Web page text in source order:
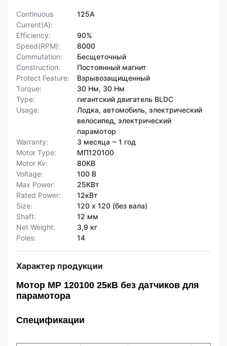
Continuous
Current(A):
125А
Efficiency:
90%
Speed(RPM):
8000
Commutation:
Бесщеточный
Construction:
Постоянный магнит
Protect Feature:
Взрывозащищенный
Torque:
30 Нм, 30 Нм
Type:
гигантский двигатель BLDC
Usage:
Лодка, автомобиль, электрический
велосипед, электрический
парамотор
Warranty:
3 месяца ~ 1 год
Motor Type:
МП120100
Motor Kv:
80КВ
Voltage:
100 В
Max Power:
25КВт
Rated Power:
12кВт
Size:
120 х 120 (без вала)
Shaft:
12 мм
Net Weight:
3,9 кг
Poles:
14
Характер продукции
Мотор MP 120100 25кВ без датчиков для
парамотора
Спецификации